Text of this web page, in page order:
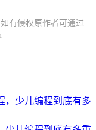
有侵权原作者可通过